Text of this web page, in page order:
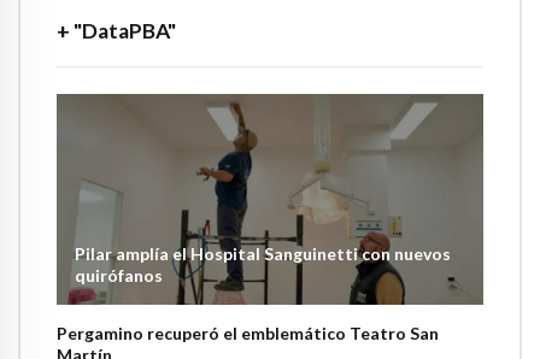
+ "DataPBA"
Pilar amplía el Hospital Sanguinetti con nuevos
quirófanos
Pergamino recuperó el emblemático Teatro San
Martín